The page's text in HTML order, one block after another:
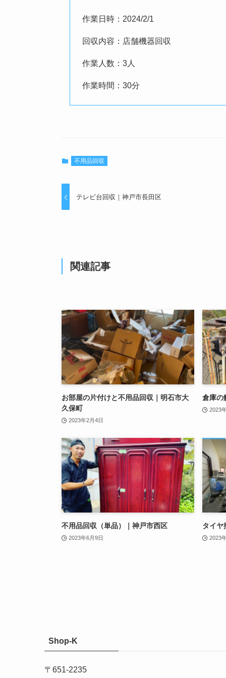
作業日時：2024/2/1
回収内容：店舗機器回収
作業人数：3人
作業時間：30分
不用品回収
テレビ台回収｜神戸市長田区
関連記事
お部屋の片付けと不用品回収｜明石市大
久保町
2023年2月4日
倉庫の
2023
不用品回収（単品）｜神戸市西区
2023年6月9日
タイヤ
2023
Shop-K
〒651-2235